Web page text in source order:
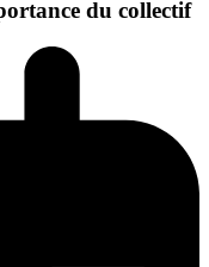
du collectif